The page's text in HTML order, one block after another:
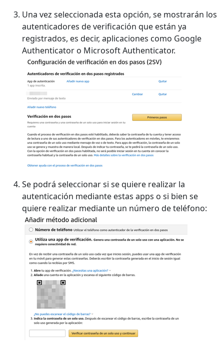
Una vez seleccionada esta opción, se mostrarán los
autenticadores de verificación que están ya
registrados, es decir, aplicaciones como Google
Authenticator o Microsoft Authenticator.
Se podrá seleccionar si se quiere realizar la
autenticación mediante estas apps o si bien se
quiere realizar mediante un número de teléfono: